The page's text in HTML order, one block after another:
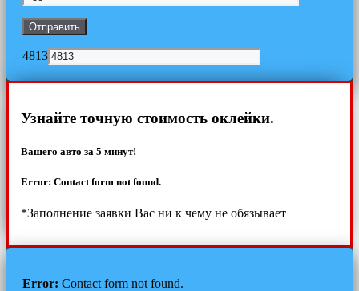
4813
Узнайте точную стоимость оклейки.
Вашего авто за 5 минут!
Error: Contact form not found.
*Заполнение заявки Вас ни к чему не обязывает
Error: Contact form not found.